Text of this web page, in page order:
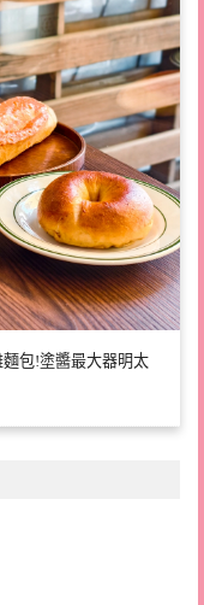
包!塗醬最大器明太